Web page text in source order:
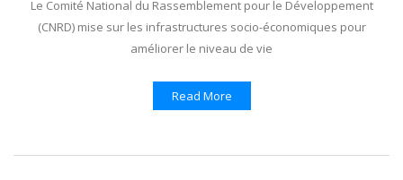
Le Comité National du Rassemblement pour le Développement
(CNRD) mise sur les infrastructures socio-économiques pour
améliorer le niveau de vie
Read More